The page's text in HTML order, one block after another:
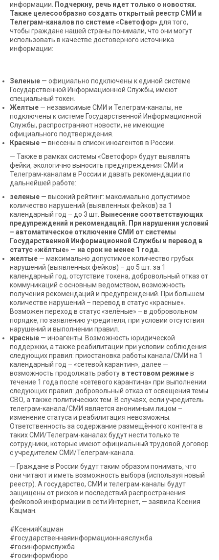
информации.
Подчеркну, речь идет только о новостях.
Также целесообразно создать открытый реестр СМИ и
Телеграм-каналов по системе «Светофор» для того,
чтобы граждане нашей страны понимали, что они могут
использовать в качестве достоверного источника
информации:
Зеленые — официально подключены к единой системе
Государственной Информационной Службы, имеют
специальный токен.
Желтые — независимые СМИ и Телеграм-каналы, не
подключены к системе Государственной Информационной
Службы, распространяют новости, не имеющие
официального подтверждения.
Красные — внесены в список иноагентов в России.
— Также в рамках системы «Светофор» будут выявлять
фейки, экологично выносить предупреждения СМИ и
Телеграм-каналам в России и давать рекомендации по
дальнейшей работе:
зеленые — высокий рейтинг: максимально допустимое
количество нарушений (выявленных фейков) за 1
календарный год – до 3 шт. Вынесение соответствующих
предупреждений и рекомендаций. При нарушении условий
– автоматическое отключение СМИ от системы
Государственной Информационной Службы и перевод в
статус «жёлтые» — на срок не менее 1 года.
желтые — максимально допустимое количество грубых
нарушений (выявленных фейков) – до 5 шт. за 1
календарный год, отсутствие токена, добровольный отказ от
коммуникаций с основным ведомством, возможность
получения рекомендаций и предупреждений. При большем
количестве нарушений – перевод в статус «красные».
Возможен переход в статус «зелёные» – в добровольном
порядке, по заявлению учредителя, при условии отсутствия
нарушений и выполнении правил.
красные — иноагенты. Возможность юридической
поддержки, а также реабилитации при условии соблюдения
следующих правил: приостановка работы канала/СМИ на 1
календарный год – «сетевой карантин», далее —
возможность продолжать работу в тестовом режимев
течение 1 года после «сетевого карантина» при выполнении
следующих правил: добровольный отказ от освещения темы
СВО, а также политических тем. В случаях, если учредитель
телеграм-канала/СМИ является анонимным лицом –
изменение статуса и реабилитация невозможны.
Ответственность за содержание размещённого контента в
таких СМИ/Телеграм-каналах будут нести только те
сотрудники, которые имеют официальный трудовой договор
с учредителем СМИ/Телеграм-канала.
— Граждане в России будут таким образом понимать, что
они читают и иметь возможность выбора (используя новый
реестр). А государство, СМИ и телеграм-каналы будут
защищены от рисков и последствий распространения
фейковой информации в сети Интернет, — заявила Ксения
Кацман.
#КсенияКацман
#государственнаяинформационнаяслужба
#госинформслужба
#госинформбюро